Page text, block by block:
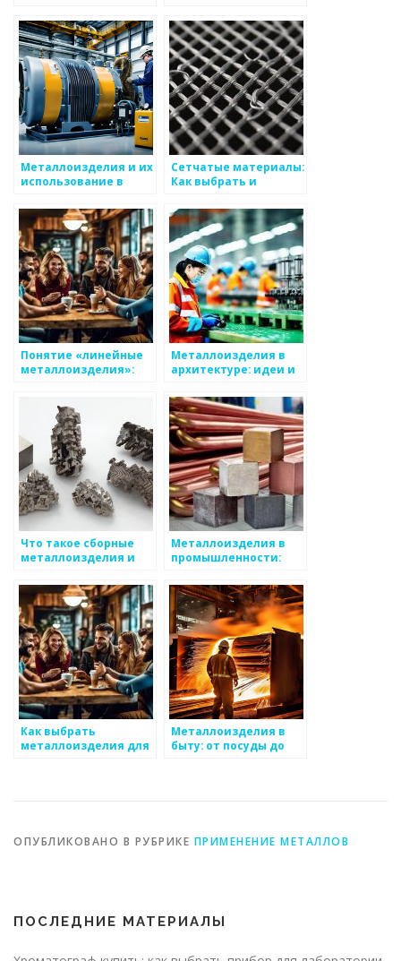
Металлоизделия и их
использование в
Сетчатые материалы:
Как выбрать и
нержавеющую сетку
Понятие «линейные
металлоизделия»:
Металлоизделия в
архитектуре: идеи и
Что такое сборные
металлоизделия и
Металлоизделия в
промышленности:
Как выбрать
металлоизделия для
Металлоизделия в
быту: от посуды до
ОПУБЛИКОВАНО В РУБРИКЕ ПРИМЕНЕНИЕ МЕТАЛЛОВ
ПОСЛЕДНИЕ МАТЕРИАЛЫ